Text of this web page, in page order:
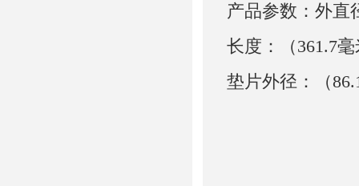
产品参数：外直
长度：（361.7
垫片外径：（